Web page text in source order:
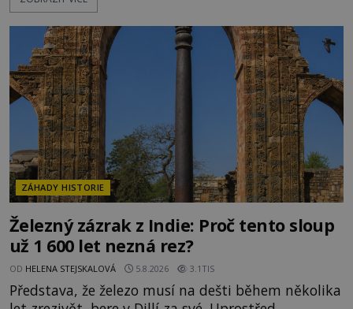
o skutečné historické události. Ve středověké
Evropě mají relikvie mimořádnou hodnotu. Nejsou
jen předmětem úcty
ZÁHADY HISTORIE
Železný zázrak z Indie: Proč tento sloup
už 1 600 let nezná rez?
OD HELENA STEJSKALOVÁ 5.8.2026 3.1TIS
Představa, že železo musí na dešti během několika